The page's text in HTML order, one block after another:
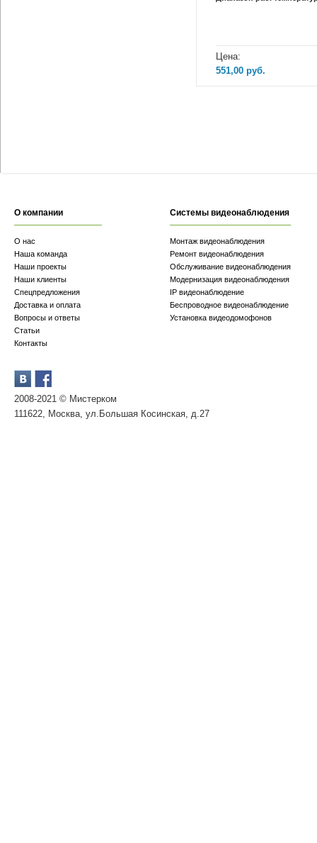
Цена:
551,00 руб.
О компании
О нас
Наша команда
Наши проекты
Наши клиенты
Спецпредложения
Доставка и оплата
Вопросы и ответы
Статьи
Контакты
2008-2021 © Мистерком
111622, Москва, ул.Большая Косинская, д.27
Системы видеонаблюдения
Монтаж видеонаблюдения
Ремонт видеонаблюдения
Обслуживание видеонаблюдения
Модернизация видеонаблюдения
IP видеонаблюдение
Беспроводное видеонаблюдение
Установка видеодомофонов